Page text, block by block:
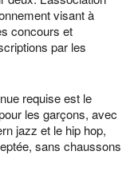
visant à
concours et
par les
requise est le
les garçons, avec
jazz et le hip hop,
sans chaussons